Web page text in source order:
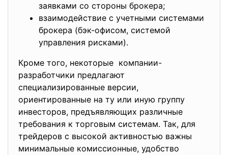
заявками со стороны брокера;
взаимодействие с учетными системами
брокера (бэк-офисом, системой
управления рисками).
Кроме того, некоторые компании-
разработчики предлагают
специализированные версии,
ориентированные на ту или иную группу
инвесторов, предъявляющих различные
требования к торговым системам. Так, для
трейдеров с высокой активностью важны
минимальные комиссионные, удобство